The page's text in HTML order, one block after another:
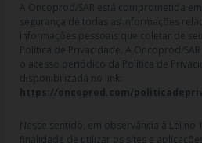
RAZÃO SOCIAL: ONCO PROD DIST. DE
04.307.650/0019-64 | IE:
100 2º andar CJ 21 22 - Vila
A Oncoprod/SAR está comprometida
segurança de todas as informações
informações pessoais que coletar de
Política de Privacidade. A Oncoprod/
o acesso periódico da Política de
disponibilizada no link:
https://oncoprod.com/
Nesse sentido, em observância à Lei no
finalidade de utilizar os sites e